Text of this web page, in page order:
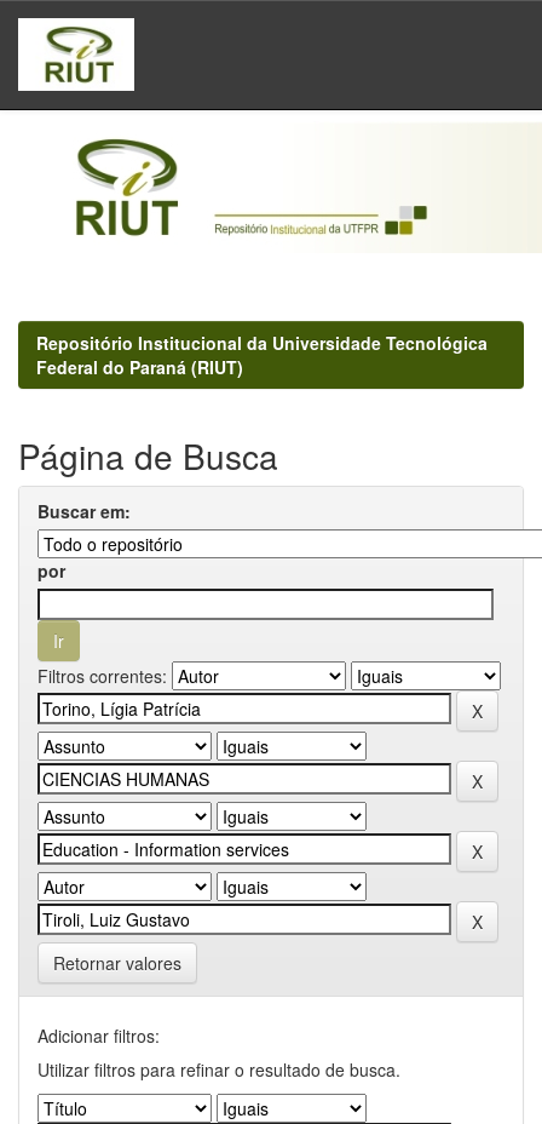
Skip
navigation
Repositório Institucional da Universidade Tecnológica
Federal do Paraná (RIUT)
Página de Busca
Buscar em:
por
Filtros correntes:
Retornar valores
Adicionar filtros:
Utilizar filtros para refinar o resultado de busca.